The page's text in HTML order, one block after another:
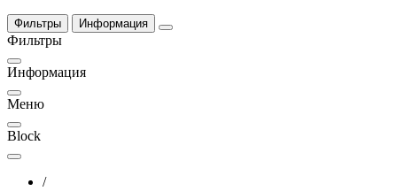
Фильтры Информация
Фильтры
Информация
Меню
Block
/